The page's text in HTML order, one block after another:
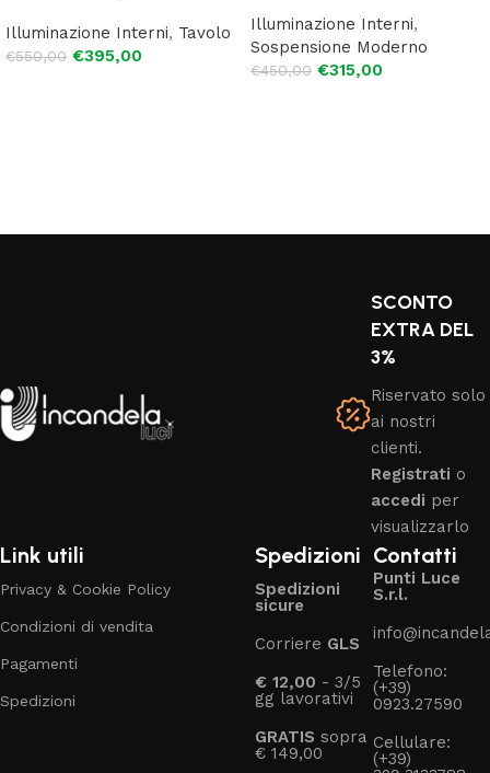
Illuminazione Interni, Tavolo
€550,00 €395,00
Illuminazione Interni,
Sospensione Moderno
€450,00 €315,00
SCONTO
EXTRA DEL
3%
Riservato solo
ai nostri
clienti.
Registrati o
accedi per
visualizzarlo
Link utili
Privacy & Cookie Policy
Condizioni di vendita
Pagamenti
Spedizioni
Spedizioni
Spedizioni
sicure
Corriere GLS
€ 12,00 - 3/5
gg lavorativi
GRATIS sopra
€ 149,00
Contatti
Punti Luce
S.r.l.
Telefono:
(+39)
0923.27590
Cellulare:
(+39)